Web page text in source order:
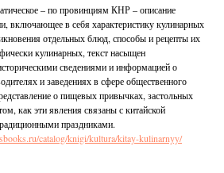
– по провинциям КНР – описание
включающее в себя характеристику кулинарных
отдельных блюд, способы и рецепты их
кулинарных, текст насыщен
сведениями и информацией о
и заведениях в сфере общественного
о пищевых привычках, застольных
как эти явления связаны с китайской
праздниками.
catalog/knigi/kultura/kitay-kulinarnyy/